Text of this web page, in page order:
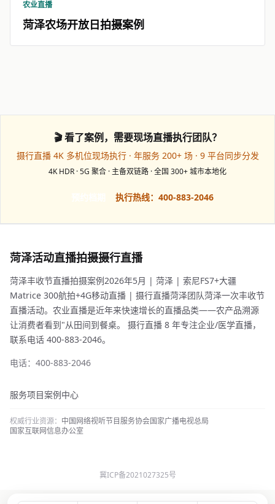
农业直播
菏泽农场开放日拍摄案例
🎬 看了案例，需要现场直播执行团队？
摄行直播 4K 多机位现场执行 · 年服务 200+ 场 · 9 平台同步分发
4K HDR · 5G 聚合 · 主备双链路 · 全国 300+ 城市本地化
执行热线：400-883-2046
菏泽活动直播拍摄摄行直播
菏泽丰收节直播拍摄案例2026年5月 | 菏泽 | 索尼FS7+大疆
Matrice 300航拍+4G移动直播 | 摄行直播菏泽团队菏泽一次丰收节
直播活动。农业直播是近年来快速增长的直播品类——农产品溯源
让消费者看到"从田间到餐桌。 摄行直播 8 年专注企业/医学直播，
联系电话 400-883-2046。
电话：400-883-2046
服务项目案例中心
权威行业资源： 中国网络视听节目服务协会国家广播电视总局
国家互联网信息办公室
冀ICP备2021027325号